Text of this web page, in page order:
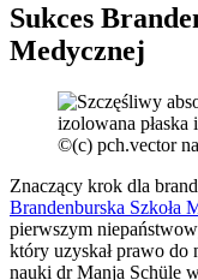
Sukces
Medycznej
©(c) pch.vector
Znaczący krok dla
Brandenburska Szkoła
pierwszym
który uzyskał prawo
nauki dr Manja Schüle